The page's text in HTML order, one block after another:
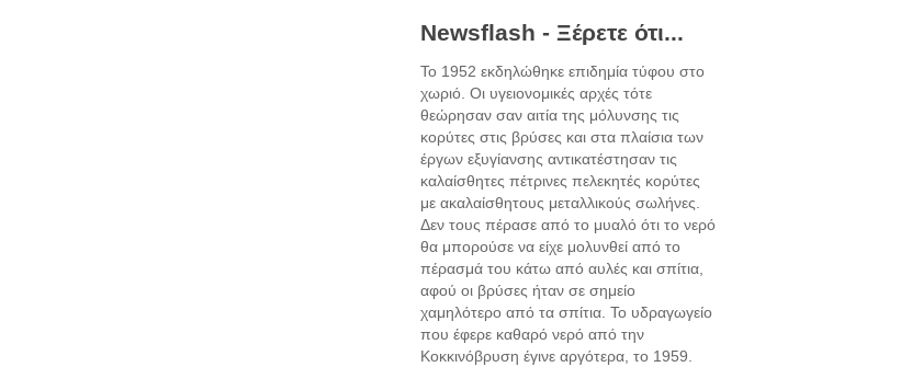
Newsflash - Ξέρετε ότι...
Το 1952 εκδηλώθηκε επιδημία τύφου στο
χωριό. Οι υγειονομικές αρχές τότε
θεώρησαν σαν αιτία της μόλυνσης τις
κορύτες στις βρύσες και στα πλαίσια των
έργων εξυγίανσης αντικατέστησαν τις
καλαίσθητες πέτρινες πελεκητές κορύτες
με ακαλαίσθητους μεταλλικούς σωλήνες.
Δεν τους πέρασε από το μυαλό ότι το νερό
θα μπορούσε να είχε μολυνθεί από το
πέρασμά του κάτω από αυλές και σπίτια,
αφού οι βρύσες ήταν σε σημείο
χαμηλότερο από τα σπίτια. Το υδραγωγείο
που έφερε καθαρό νερό από την
Κοκκινόβρυση έγινε αργότερα, το 1959.